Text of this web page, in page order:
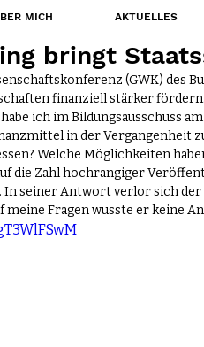
bringt
(GWK) des
finanziell stärker
ich im Bildungsausschuss
in der Vergangenheit
Welche Möglichkeiten
die Zahl hochrangiger
In seiner Antwort verlor sich
meine Fragen wusste er keine
MICH AKTUELLES